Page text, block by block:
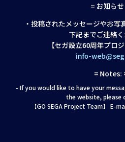
= お知ら
・投稿されたメッセージやお写
下記までご連絡く
【セガ設立60周年プロ
info-
= Notes:
- If you would like to have your
the website, please
【GO SEGA Project Team】 E-